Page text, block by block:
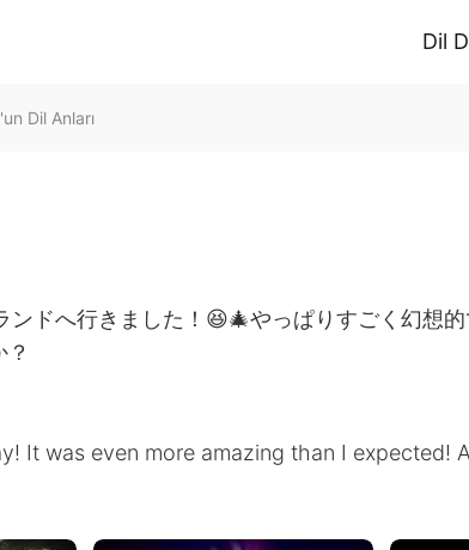
Dil
Dil Anları
ンドへ行きました！😆🎄やっぱりすごく幻想
It was even more amazing than I expected!